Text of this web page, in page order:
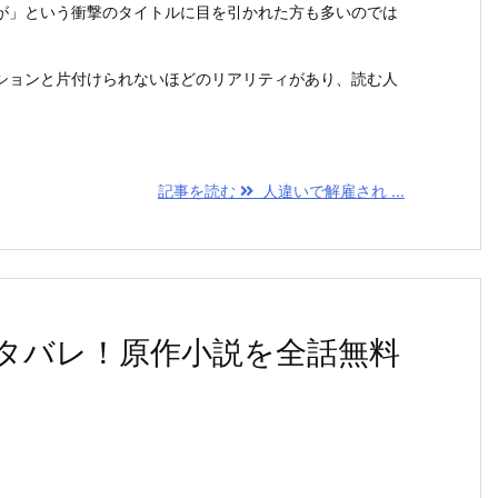
」という衝撃のタイトルに目を引かれた方も多いのでは
ョンと片付けられないほどのリアリティがあり、読む人
記事を読む 人違いで解雇され ...
バレ！原作小説を全話無料